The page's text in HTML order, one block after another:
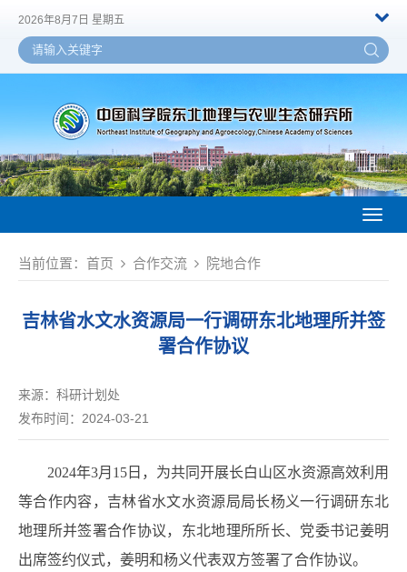
2026年8月7日 星期五
当前位置： 首页 合作交流 院地合作
吉林省水文水资源局一行调研东北地理所并签
署合作协议
来源： 科研计划处
发布时间：2024-03-21
2024年3月 15 日，为共同开展长白山区水资源高效利用
等合作内容， 吉林省水文水资源局局长杨义一行调研东北
地理所并签署合作协议，东北地理所所长、党委书记姜明
出席签约仪式，姜明和杨义代表双方签署了合作协议。